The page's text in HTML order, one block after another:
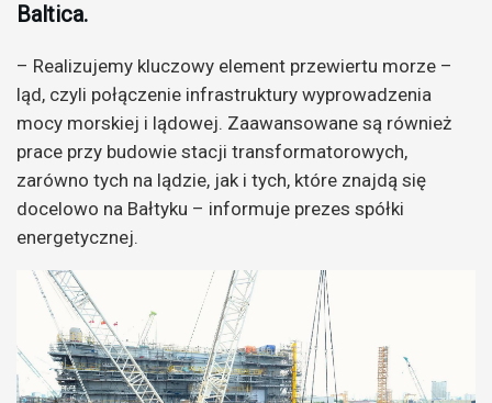
Baltica.
– Realizujemy kluczowy element przewiertu morze –
ląd, czyli połączenie infrastruktury wyprowadzenia
mocy morskiej i lądowej. Zaawansowane są również
prace przy budowie stacji transformatorowych,
zarówno tych na lądzie, jak i tych, które znajdą się
docelowo na Bałtyku – informuje prezes spółki
energetycznej.